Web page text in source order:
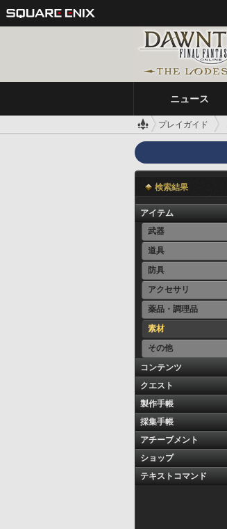
ニュース
プレイガイド
検索結果
アイテム
武器
道具
防具
アクセサリ
薬品・調理品
素材
その他
コンテンツ
クエスト
製作手帳
採集手帳
アチーブメント
ショップ
テキストコマンド